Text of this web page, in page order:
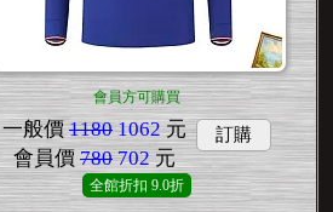
會員方可購買
一般價 11801062元
會員價 780702元
訂購
全館折扣 9.0折